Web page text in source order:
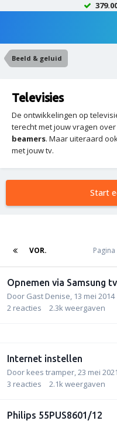
Beeld & geluid
Televisies
De ontwikkelingen op
terecht met jouw vragen
beamers. Maar uiteraard
met jouw tv.
Start
VOR.
Opnemen via Samsung
Door Gast Denise 13 mei 2014
2 reacties 2.3k weergaven
Internet instellen
Door kees tramper 23 mei 2021
3 reacties 2.1k weergaven
Philips 55PUS8601/12